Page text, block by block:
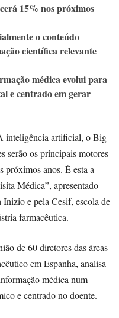
15% nos próximos
o conteúdo
científica relevante
médica evolui para
e centrado em gerar
inteligência artificial, o Big
serão os principais motores
próximos anos. É esta a
Médica”, apresentado
e pela Cesif, escola de
farmacêutica.
de 60 diretores das áreas
em Espanha, analisa
médica num
e centrado no doente.